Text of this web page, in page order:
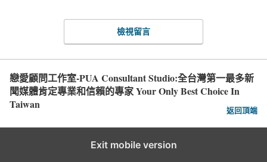
檢視留言
戀愛顧問工作室-PUA Consultant Studio:全台灣第一最多新
聞媒體肯定專業和信賴的專家 Your Only Best Choice In
Taiwan
返回頂端
Exit mobile version